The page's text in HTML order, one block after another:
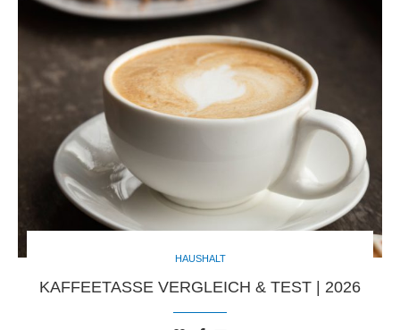
HAUSHALT
KAFFEETASSE VERGLEICH & TEST | 2026